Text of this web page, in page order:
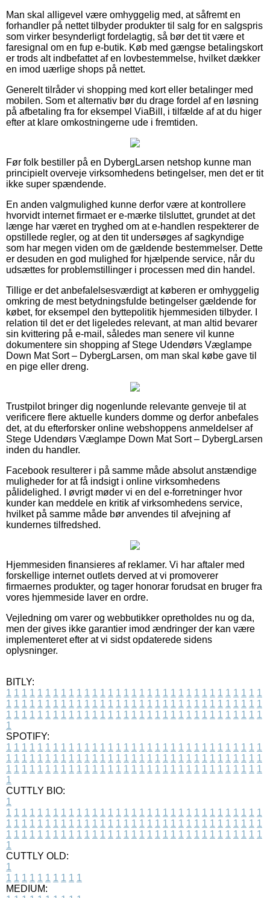
Man skal alligevel være omhyggelig med, at såfremt en
forhandler på nettet tilbyder produkter til salg for en salgspris
som virker besynderligt fordelagtig, så bør det tit være et
faresignal om en fup e-butik. Køb med gængse betalingskort
er trods alt indbefattet af en lovbestemmelse, hvilket dækker
en imod uærlige shops på nettet.
Generelt tilråder vi shopping med kort eller betalinger med
mobilen. Som et alternativ bør du drage fordel af en løsning
på afbetaling fra for eksempel ViaBill, i tilfælde af at du higer
efter at klare omkostningerne ude i fremtiden.
Før folk bestiller på en DybergLarsen netshop kunne man
principielt overveje virksomhedens betingelser, men det er tit
ikke super spændende.
En anden valgmulighed kunne derfor være at kontrollere
hvorvidt internet firmaet er e-mærke tilsluttet, grundet at det
længe har været en tryghed om at e-handlen respekterer de
opstillede regler, og at den tit undersøges af sagkyndige
som har megen viden om de gældende bestemmelser. Dette
er desuden en god mulighed for hjælpende service, når du
udsættes for problemstillinger i processen med din handel.
Tillige er det anbefalelsesværdigt at køberen er omhyggelig
omkring de mest betydningsfulde betingelser gældende for
købet, for eksempel den byttepolitik hjemmesiden tilbyder. I
relation til det er det ligeledes relevant, at man altid bevarer
sin kvittering på e-mail, således man senere vil kunne
dokumentere sin shopping af Stege Udendørs Væglampe
Down Mat Sort – DybergLarsen, om man skal købe gave til
en pige eller dreng.
Trustpilot bringer dig nogenlunde relevante genveje til at
verificere flere aktuelle kunders domme og derfor anbefales
det, at du efterforsker online webshoppens anmeldelser af
Stege Udendørs Væglampe Down Mat Sort – DybergLarsen
inden du handler.
Facebook resulterer i på samme måde absolut anstændige
muligheder for at få indsigt i online virksomhedens
pålidelighed. I øvrigt møder vi en del e-forretninger hvor
kunder kan meddele en kritik af virksomhedens service,
hvilket på samme måde bør anvendes til afvejning af
kundernes tilfredshed.
Hjemmesiden finansieres af reklamer. Vi har aftaler med
forskellige internet outlets derved at vi promoverer
firmaernes produkter, og tager honorar forudsat en bruger fra
vores hjemmeside laver en ordre.
Vejledning om varer og webbutikker opretholdes nu og da,
men der gives ikke garantier imod ændringer der kan være
implementeret efter at vi sidst opdaterede sidens
oplysninger.
BITLY:
1 1 1 1 1 1 1 1 1 1 1 1 1 1 1 1 1 1 1 1 1 1 1 1 1 1 1 1 1 1 1 1 1
1 1 1 1 1 1 1 1 1 1 1 1 1 1 1 1 1 1 1 1 1 1 1 1 1 1 1 1 1 1 1 1 1
1 1 1 1 1 1 1 1 1 1 1 1 1 1 1 1 1 1 1 1 1 1 1 1 1 1 1 1 1 1 1 1 1
1
SPOTIFY:
1 1 1 1 1 1 1 1 1 1 1 1 1 1 1 1 1 1 1 1 1 1 1 1 1 1 1 1 1 1 1 1 1
1 1 1 1 1 1 1 1 1 1 1 1 1 1 1 1 1 1 1 1 1 1 1 1 1 1 1 1 1 1 1 1 1
1 1 1 1 1 1 1 1 1 1 1 1 1 1 1 1 1 1 1 1 1 1 1 1 1 1 1 1 1 1 1 1 1
1
CUTTLY BIO:
1
1 1 1 1 1 1 1 1 1 1 1 1 1 1 1 1 1 1 1 1 1 1 1 1 1 1 1 1 1 1 1 1 1
1 1 1 1 1 1 1 1 1 1 1 1 1 1 1 1 1 1 1 1 1 1 1 1 1 1 1 1 1 1 1 1 1
1 1 1 1 1 1 1 1 1 1 1 1 1 1 1 1 1 1 1 1 1 1 1 1 1 1 1 1 1 1 1 1 1
1
CUTTLY OLD:
1
1 1 1 1 1 1 1 1 1 1
MEDIUM: